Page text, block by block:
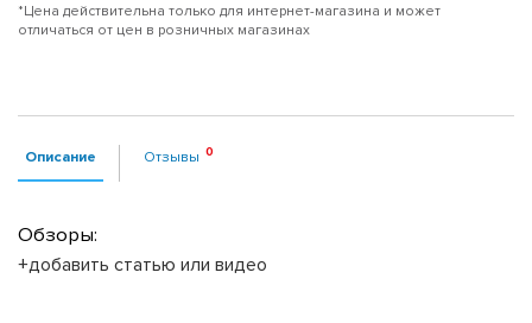
*Цена действительна только для интернет-магазина и может
отличаться от цен в розничных магазинах
Описание Отзывы
Обзоры:
+добавить статью или видео